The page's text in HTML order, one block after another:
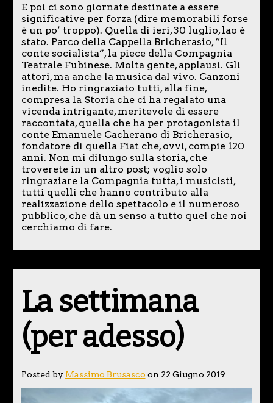
E poi ci sono giornate destinate a essere
significative per forza (dire memorabili forse
è un po’ troppo). Quella di ieri, 30 luglio, lao è
stato. Parco della Cappella Bricherasio, “Il
conte socialista”, la piece della Compagnia
Teatrale Fubinese. Molta gente, applausi. Gli
attori, ma anche la musica dal vivo. Canzoni
inedite. Ho ringraziato tutti, alla fine,
compresa la Storia che ci ha regalato una
vicenda intrigante, meritevole di essere
raccontata, quella che ha per protagonista il
conte Emanuele Cacherano di Bricherasio,
fondatore di quella Fiat che, ovvi, compie 120
anni. Non mi dilungo sulla storia, che
troverete in un altro post; voglio solo
ringraziare la Compagnia tutta, i musicisti,
tutti quelli che hanno contributo alla
realizzazione dello spettacolo e il numeroso
pubblico, che dà un senso a tutto quel che noi
cerchiamo di fare.
La settimana
(per adesso)
Posted by Massimo Brusasco on 22 Giugno 2019